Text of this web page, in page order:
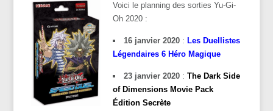
Voici le planning des sorties Yu-Gi-
Oh 2020 :
16 janvier 2020: Les Duellistes
Légendaires 6 Héro Magique
23 janvier 2020: The Dark Side
of Dimensions Movie Pack
Édition Secrète